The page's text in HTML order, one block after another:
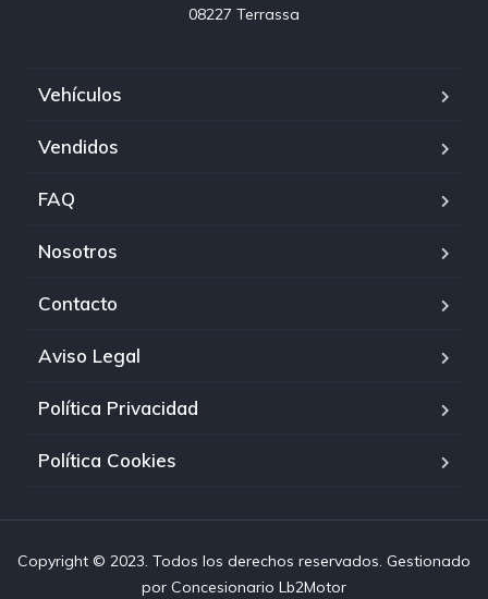
08227 Terrassa
Vehículos
Vendidos
FAQ
Nosotros
Contacto
Aviso Legal
Política Privacidad
Política Cookies
Copyright © 2023. Todos los derechos reservados. Gestionado
por Concesionario Lb2Motor